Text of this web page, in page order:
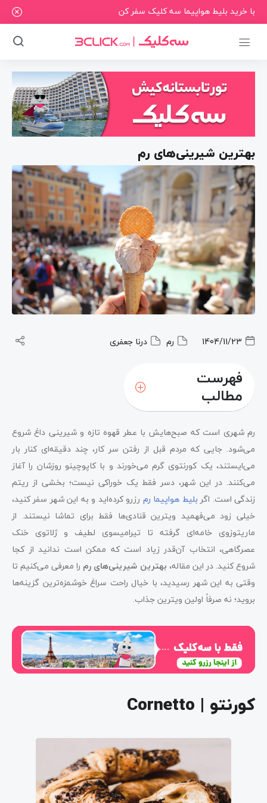
با خرید بلیط هواپیما سه کلیک سفر کن
بهترین شیرینی‌های رم
1404/11/23 رم درنا جعفری
فهرست
مطالب
رم شهری است که صبح‌هایش با عطر قهوه تازه و شیرینی داغ شروع
می‌شود. جایی که مردم قبل از رفتن سر کار، چند دقیقه‌ای کنار بار
می‌ایستند، یک کورنتوی گرم می‌خورند و با کاپوچینو روزشان را آغاز
می‌کنند. در این شهر، دسر فقط یک خوراکی نیست؛ بخشی از ریتم
زندگی است. اگربلیط هواپیما رم رزرو کرده‌اید و به این شهر سفر کنید،
خیلی زود می‌فهمید ویترین قنادی‌ها فقط برای تماشا نیستند. از
ماریتوزوی خامه‌ای گرفته تا تیرامیسوی لطیف و ژلاتوی خنک
عصرگاهی، انتخاب آن‌قدر زیاد است که ممکن است ندانید از کجا
شروع کنید. در این مقاله، بهترین شیرینی‌های رم را معرفی می‌کنیم تا
وقتی به این شهر رسیدید، با خیال راحت سراغ خوشمزه‌ترین گزینه‌ها
بروید؛ نه صرفاً اولین ویترین جذاب.
کورنتو | Cornetto